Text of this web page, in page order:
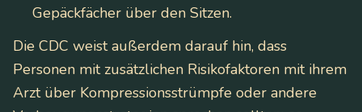
Gepäckfächer über den Sitzen.
Die CDC weist außerdem darauf hin, dass
Personen mit zusätzlichen Risikofaktoren mit ihrem
Arzt über Kompressionsstrümpfe oder andere